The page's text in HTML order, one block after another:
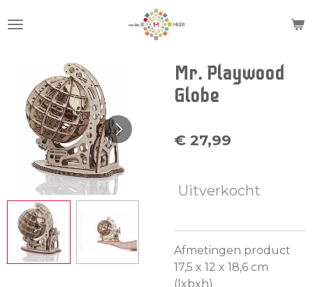
direct
hoofdinhoud
Mr. Playwood
Globe
€ 27,99
Uitverkocht
Afmetingen product
17,5 x 12 x 18,6 cm
(lxbxh)